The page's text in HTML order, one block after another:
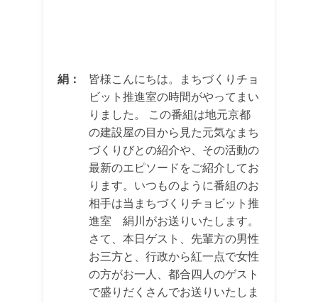
絹：
皆様こんにちは。まちづくりチョ
ビット推進室の時間がやってまい
りました。 この番組は地元京都
の建設屋の目から見た元気なまち
づくりびとの紹介や、その活動の
最新のエピソードをご紹介してお
ります。いつものように番組のお
相手は当まちづくりチョビット推
進室 絹川がお送りいたします。
さて、本日ゲスト、先輩方の男性
お三方と、行政から紅一点で女性
の方がお一人、都合四人のゲスト
で盛りだくさんでお送りいたしま